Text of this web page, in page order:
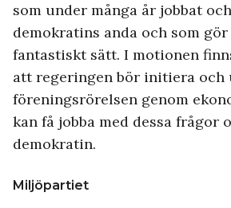
som under många år jobbat
demokratins anda och som
fantastiskt sätt. I motionen
att regeringen bör initiera och
föreningsrörelsen genom
kan få jobba med dessa frågor
demokratin.
Miljöpartiet